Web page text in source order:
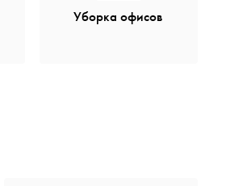
Уборка офисов